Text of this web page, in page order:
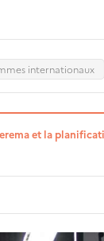
internationaux
et la